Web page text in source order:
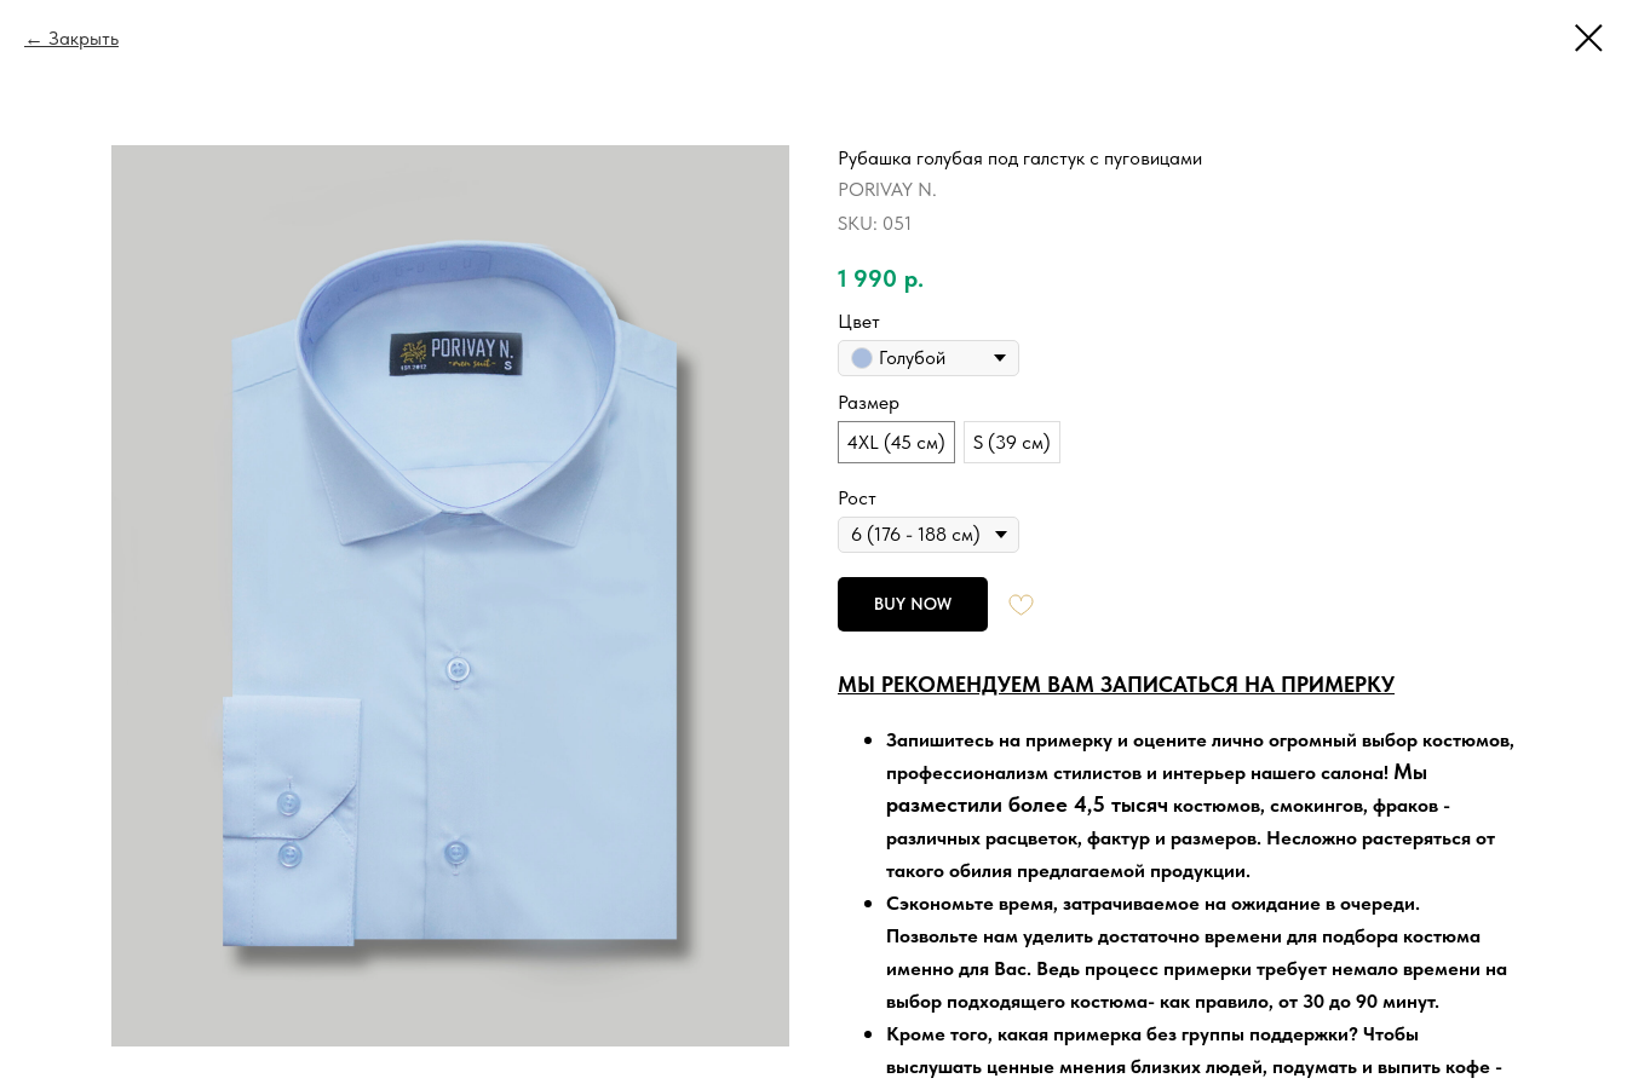
Закрыть
Рубашка голубая под галстук с пуговицами
PORIVAY N.
SKU: 051
1 990 р.
Цвет
Голубой
Размер
4XL (45 см)
S (39 см)
Рост
BUY NOW
МЫ РЕКОМЕНДУЕМ ВАМ ЗАПИСАТЬСЯ НА ПРИМЕРКУ
Запишитесь на примерку и оцените лично огромный выбор костюмов,
профессионализм стилистов и интерьер нашего салона! Мы
разместили более 4,5 тысяч костюмов, смокингов, фраков -
различных расцветок, фактур и размеров. Несложно растеряться от
такого обилия предлагаемой продукции.
Сэкономьте время, затрачиваемое на ожидание в очереди.
Позвольте нам уделить достаточно времени для подбора костюма
именно для Вас. Ведь процесс примерки требует немало времени на
выбор подходящего костюма- как правило, от 30 до 90 минут.
Кроме того, какая примерка без группы поддержки? Чтобы
выслушать ценные мнения близких людей, подумать и выпить кофе -